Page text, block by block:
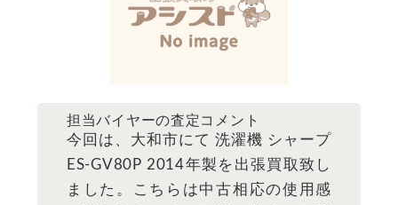
担当バイヤーの査定コメント
今回は、大和市にて 洗濯機 シャープ
ES-GV80P 2014年製を出張買取致し
ました。こちらは中古相応の使用感